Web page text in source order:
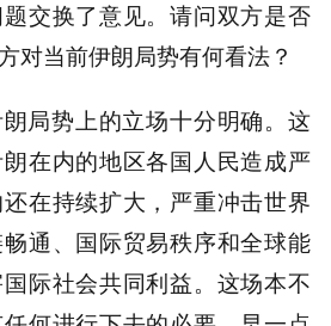
交换了意见。请问双方是否
对当前伊朗局势有何看法？
局势上的立场十分明确。这
在内的地区各国人民造成严
在持续扩大，严重冲击世界
通、国际贸易秩序和全球能
际社会共同利益。这场本不